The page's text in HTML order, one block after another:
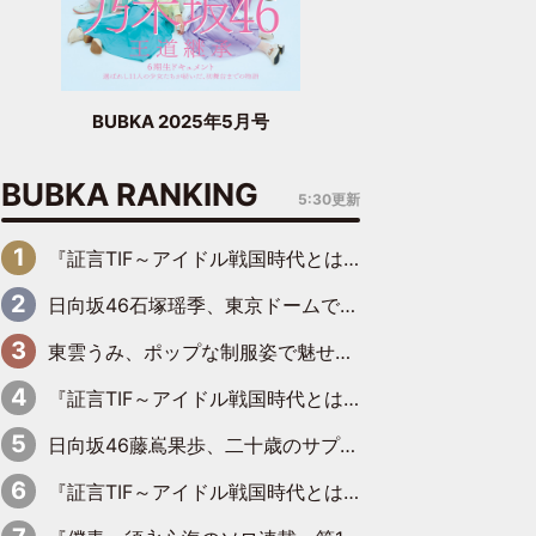
BUBKA 2025年5月号
BUBKA RANKING 5:30更新
『証言TIF～アイドル戦国時代とはなんだったのか～』第6回：でんぱ組.inc・古川未鈴×相沢梨紗「『ハロプロやりたかったな』って言ったら、夢眠ねむさんに『てめえはでんぱ組．incなんだよ！』って肩パンされて(笑)」
日向坂46石塚瑶季、東京ドームで“観戦バレ”！ ナイツ・塙も認めた「巨人に詳しすぎるアイドル」は元VENUSスクール生で杉内コーチ推し⁉
東雲うみ、ポップな制服姿で魅せる“東雲グリーン”の正体
『証言TIF～アイドル戦国時代とはなんだったのか～』第8回：Negicco・Nao☆×Megu×Kaede「東京からオファーが来たのと、梨の皮剥きとどっちが大事なんだって」
日向坂46藤嶌果歩、二十歳のサプライズバースデーに大喜び「頼られる先輩になれるように努力していきたい」
『証言TIF～アイドル戦国時代とはなんだったのか～』第10回：さくら学院・武藤彩未×飯田らうら「正直、中3で辞めるというのを信じてなくて。そう言われてはいたけど、嘘でしょって」